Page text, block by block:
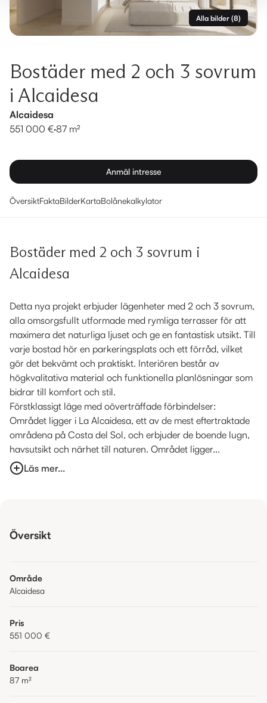
Alla bilder (8)
Bostäder med 2 och 3 sovrum
i Alcaidesa
Alcaidesa
551 000 €·87 m²
Anmäl intresse
ÖversiktFaktaBilderKartaBolånekalkylator
Bostäder med 2 och 3 sovrum i
Alcaidesa
Detta nya projekt erbjuder lägenheter med 2 och 3 sovrum,
alla omsorgsfullt utformade med rymliga terrasser för att
maximera det naturliga ljuset och ge en fantastisk utsikt. Till
varje bostad hör en parkeringsplats och ett förråd, vilket
gör det bekvämt och praktiskt. Interiören består av
högkvalitativa material och funktionella planlösningar som
bidrar till komfort och stil.
Förstklassigt läge med oöverträffade förbindelser:
Området ligger i La Alcaidesa, ett av de mest eftertraktade
områdena på Costa del Sol, och erbjuder de boende lugn,
havsutsikt och närhet till naturen. Området ligger...
Läs mer...
Översikt
Område
Alcaidesa
Pris
551 000 €
Boarea
87 m²